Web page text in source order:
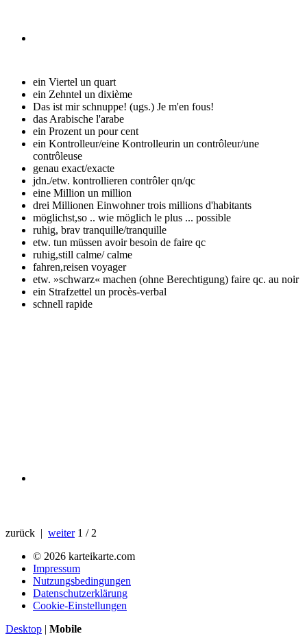
ein Viertel un quart
ein Zehntel un dixième
Das ist mir schnuppe! (ugs.) Je m'en fous!
das Arabische l'arabe
ein Prozent un pour cent
ein Kontrolleur/eine Kontrolleurin un contrôleur/une
contrôleuse
genau exact/exacte
jdn./etw. kontrollieren contrôler qn/qc
eine Million un million
drei Millionen Einwohnertrois millions d'habitants
möglichst,so .. wie möglich le plus ... possible
ruhig, brav tranquille/tranquille
etw. tun müssen avoir besoin de faire qc
ruhig,still calme/ calme
fahren,reisen voyager
etw. »schwarz« machen (ohne Berechtigung) faire qc. au noir
ein Strafzettel un procès-verbal
schnell rapide
zurück | weiter 1 / 2
© 2026 karteikarte.com
Impressum
Nutzungsbedingungen
Datenschutzerklärung
Cookie-Einstellungen
Desktop | Mobile